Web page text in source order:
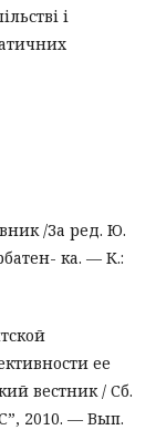
і
/За ред. Ю.
ка. — К.:
ее
вестник / Сб.
2010. — Вып.